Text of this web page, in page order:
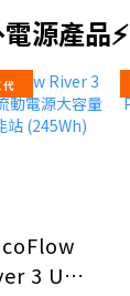
源產品⚡
代
3 UPS